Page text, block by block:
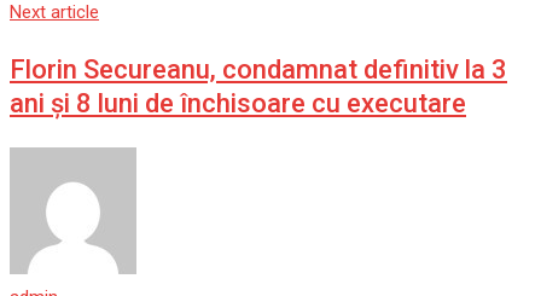
Next article
Florin Secureanu, condamnat definitiv la 3
ani și 8 luni de închisoare cu executare